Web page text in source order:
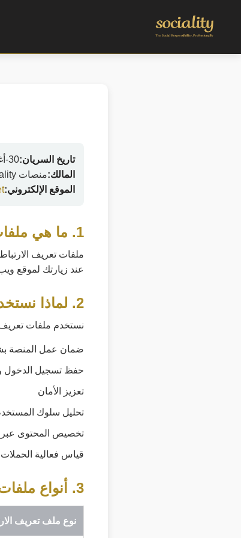
تاريخ السريان:30-أغسطس-2025
المالك:منصات Sociality والشبكات التابعة لها
الموقع الإلكتروني:
1. ما هي ملفات تعريف الارتباط؟
ملفات تعريف
عند زيارتك لموقع
2. لماذا نستخدم ملفات تعريف الارتباط
نستخدم ملفات تعريف
ضمان عمل المنصة
حفظ تسجيل الدخول
تعزيز الأمان
تحليل سلوك
تخصيص المحتوى عبر
قياس فعالية الحملات
3. أنواع ملفات تعريف الارتباط التي نستخدمها
نوع ملف تعريف